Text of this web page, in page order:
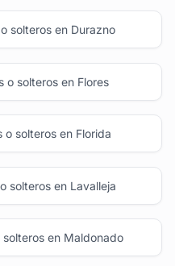
solteros en Durazno
o solteros en Flores
solteros en Florida
solteros en Lavalleja
en Maldonado